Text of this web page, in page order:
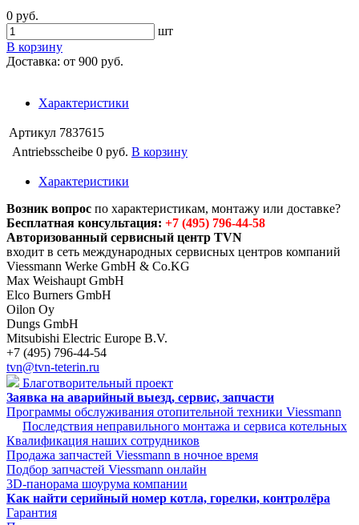
0 руб.
шт
В корзину
Доставка: от 900 руб.
Характеристики
Артикул 7837615
Antriebsscheibe 0 руб. В корзину
Характеристики
Возник вопрос по характеристикам, монтажу или доставке?
Бесплатная консультация: +7 (495) 796-44-58
Авторизованный сервисный центр TVN
входит в сеть международных сервисных центров компаний
Viessmann Werke GmbH & Co.KG
Max Weishaupt GmbH
Elco Burners GmbH
Oilon Oy
Dungs GmbH
Mitsubishi Electric Europe B.V.
+7 (495) 796-44-54
tvn@tvn-teterin.ru
Благотворительный проект
Заявка на аварийный выезд, сервис, запчасти
Программы обслуживания отопительной техники Viessmann
Последствия неправильного монтажа и сервиса котельных
Квалификация наших сотрудников
Продажа запчастей Viessmann в ночное время
Подбор запчастей Viessmann онлайн
3D-панорама шоурума компании
Как найти серийный номер котла, горелки, контролёра
Гарантия